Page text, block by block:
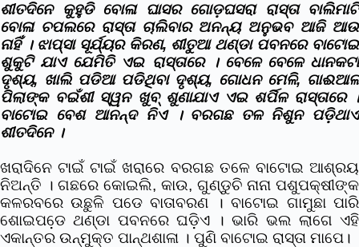
ଶୀତଦିନେ କୁହୁଡି ବୋଳା ଘାସର ଗୋଡ଼ଘସରା ରାସ୍ତା ବାଲିମାଟି
ବୋଳା ଚପଲରେ ରାସ୍ତା ଚାଲିବାର ଅନନ୍ୟ ଅନୁଭବ ଆଜି ଆଉ
ନାହିଁ । ଝାପ୍ସା ସୂର୍ଯ୍ୟର କିରଣ, ଶୀତୁଆ ଥଣ୍ଡା ପବନରେ ବାଟୋଇ
ଶୁକୁଟି ଯାଏ ଯେମିତି ଏଇ ରାସ୍ତାରେ । ବେଳେ ବେଳେ ଧାନକଟା
ଦୃଶ୍ୟ, ଖାଲି ପଡିଆ ପଡିଥିବା ଦୃଶ୍ୟ, ଗୋଧନ ମେଳି, ଗାଈଆଳ
ପିଲାଙ୍କ ବଇଁଶୀ ସ୍ୱନ ଖୁବ୍ ଶୁଣାଯାଏ ଏଇ ଶର୍ପିଳ ରାସ୍ତାରେ ।
ବାଟୋଇ ବେଶ ଆନନ୍ଦ ନିଏ । ବରଗଛ ତଳ ନିଶୁନ ପଡ଼ିଥାଏ
ଶୀତଦିନେ ।
ଖରାଦିନେ ଟାଇଁ ଟାଇଁ ଖରାରେ ବରଗଛ ତଳେ ବାଟୋଇ ଆଶ୍ରୟ
ନିଅନ୍ତି । ଗଛରେ କୋଇଲି, କାଉ, ଗୁଣ୍ଡୁଚି ନାନା ପଶୁପକ୍ଷୀଙ୍କ
କଳରବରେ ଉଛୁଳି ପଡେ ବାତାବରଣ । ବାଟୋଇ ଗାମୁଛା ପାରି
ଶୋଇପଡେ଼ ଥଣ୍ଡା ପବନରେ ଘଡ଼ିଏ । ଭାରି ଭଲ ଲାଗେ ଏହି
ଏକାନ୍ତର ଉନ୍ମୁକ୍ତ ପାନ୍ଥଶାଳା । ପୁଣି ବାଟୋଇ ରାସ୍ତା ମାପେ।